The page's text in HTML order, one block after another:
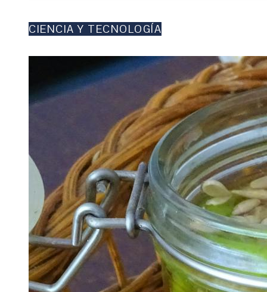
CIENCIA Y TECNOLOGÍA